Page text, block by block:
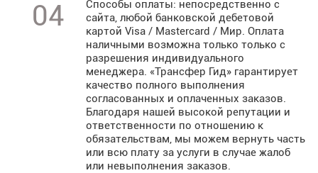
04
Способы оплаты: непосредственно с
сайта, любой банковской дебетовой
картой Visa / Mastercard / Мир. Оплата
наличными возможна только только с
разрешения индивидуального
менеджера. «Трансфер Гид» гарантирует
качество полного выполнения
согласованных и оплаченных заказов.
Благодаря нашей высокой репутации и
ответственности по отношению к
обязательствам, мы можем вернуть часть
или всю плату за услуги в случае жалоб
или невыполнения заказов.